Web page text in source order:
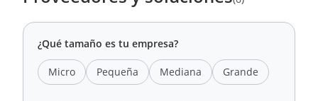
¿Qué tamaño es tu empresa?
Micro Pequeña Mediana Grande